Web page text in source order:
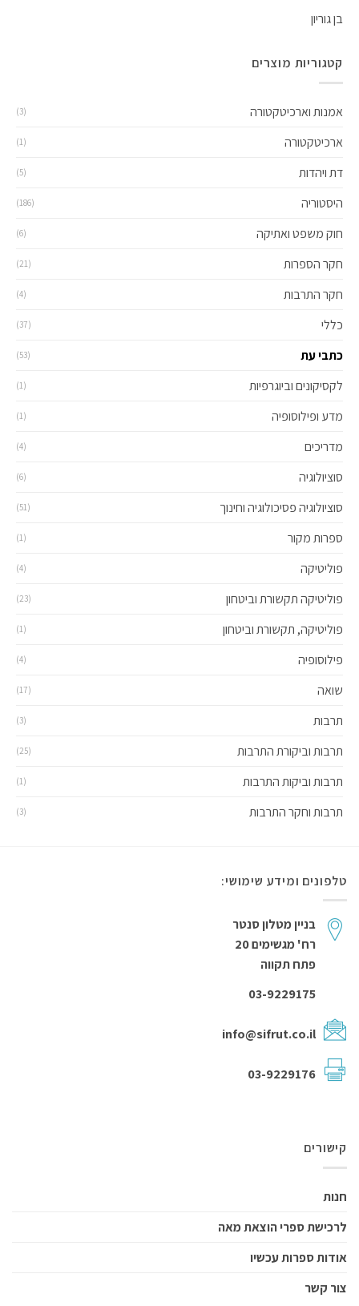
בן גוריון
קטגוריות מוצרים
אמנות וארכיטקטורה (3)
ארכיטקטורה (1)
דת ויהדות (5)
היסטוריה (186)
חוק משפט ואתיקה (6)
חקר הספרות (21)
חקר התרבות (4)
כללי (37)
כתבי עת (53)
לקסיקונים וביוגרפיות (1)
מדע ופילוסופיה (1)
מדריכים (4)
סוציולוגיה (6)
סוציולוגיה פסיכולוגיה וחינוך (51)
ספרות מקור (1)
פוליטיקה (4)
פוליטיקה תקשורת וביטחון (23)
פוליטיקה, תקשורת וביטחון (1)
פילוסופיה (4)
שואה (17)
תרבות (3)
תרבות וביקורת התרבות (25)
תרבות וביקות התרבות (1)
תרבות וחקר התרבות (3)
טלפונים ומידע שימושי:
בניין מטלון סנטר
רח' מגשימים 20
פתח תקווה
03-9229175
info@sifrut.co.il
קישורים
חנות
לרכישת ספרי הוצאת מאה
אודות ספרות עכשיו
צור קשר